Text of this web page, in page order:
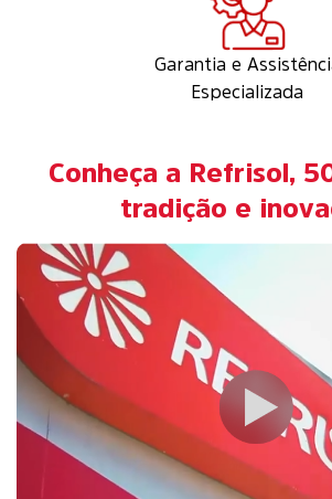
Garantia e
Especializada
Conheça a Refrisol,
tradição e